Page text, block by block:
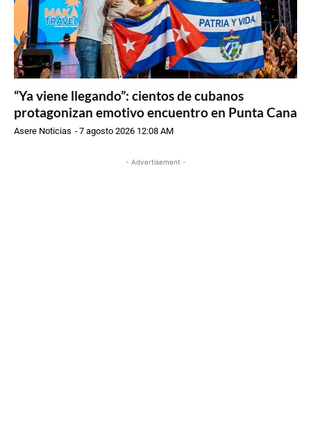
“Ya viene llegando”: cientos de cubanos
protagonizan emotivo encuentro en Punta Cana
Asere Noticias -7 agosto 2026 12:08 AM
- Advertisement -